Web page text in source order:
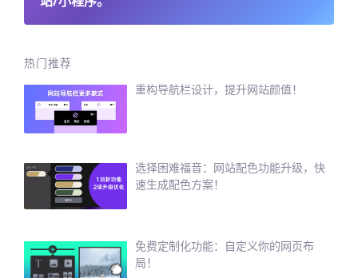
热门推荐
重构导航栏设计，提升网站颜值！
选择困难福音：网站配色功能升级，快
速生成配色方案！
免费定制化功能：自定义你的网页布
局！